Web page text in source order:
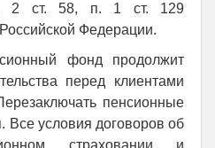
2 ст. 58, п. 1 ст. 129
Федерации.
фонд продолжит
перед клиентами
пенсионные
Все условия договоров об
страховании и